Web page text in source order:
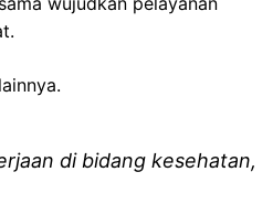
di bidang kesehatan,